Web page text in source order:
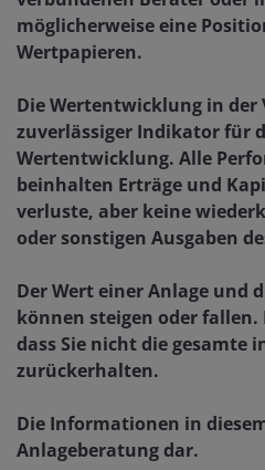
möglicherweise eine
Wertpapieren.
Die Wertentwicklung in der
zuverlässiger Indikator für
Wertentwicklung. Alle
beinhalten Erträge und
verluste, aber keine
oder sonstigen Ausgaben
Der Wert einer Anlage und
können steigen oder fallen.
dass Sie nicht die gesamte
zurückerhalten.
Die Informationen in
Anlageberatung dar.